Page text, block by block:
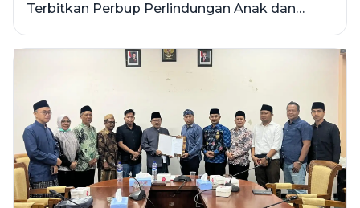
Terbitkan Perbup Perlindungan Anak dan